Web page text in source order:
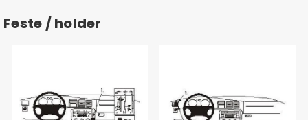
Feste / holder